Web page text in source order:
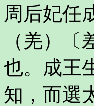
周后妃任
（羌）
也。成王
知，而選